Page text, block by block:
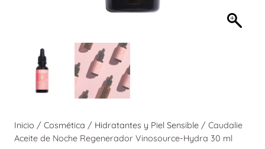
Inicio / Cosmética / Hidratantes y Piel Sensible / Caudalie
Aceite de Noche Regenerador Vinosource-Hydra 30 ml